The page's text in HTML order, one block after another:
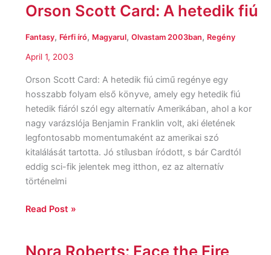
Orson Scott Card: A hetedik fiú
Fantasy, Férfi író, Magyarul, Olvastam 2003ban, Regény
April 1, 2003
Orson Scott Card: A hetedik fiú cimű regénye egy
hosszabb folyam első könyve, amely egy hetedik fiú
hetedik fiáról szól egy alternatív Amerikában, ahol a kor
nagy varázslója Benjamin Franklin volt, aki életének
legfontosabb momentumaként az amerikai szó
kitalálását tartotta. Jó stílusban íródott, s bár Cardtól
eddig sci-fik jelentek meg itthon, ez az alternatív
történelmi
Orson
Card:
hetedik
fiú
Read Post »
Nora Roberts: Face the Fire
Nora